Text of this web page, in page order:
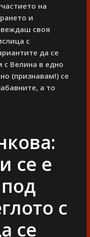
на
и
своя
с
да се
с Велина в едно
(признавам!) се
а то
се е
с
се